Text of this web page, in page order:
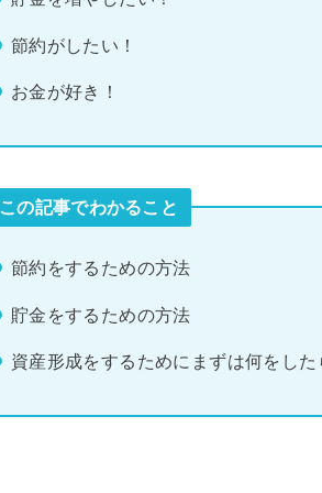
節約がしたい！
お金が好き！
この記事でわかること
節約をするための方法
貯金をするための方法
資産形成をするためにまずは何をし